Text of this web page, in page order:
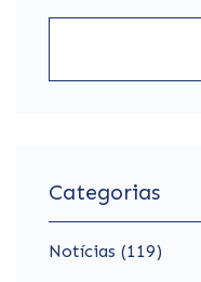
Categorias
Notícias (119)